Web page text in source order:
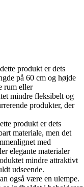
produkt er dets
på 60 cm og højde
rum eller
mindre fleksibelt og
produkter, der
produkt er dets
materiale, men det
med
elegante materialer
mindre attraktivt
udseende.
også være en ulempe.